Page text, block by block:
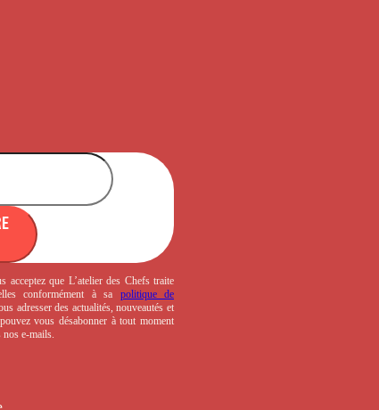
acceptez que L’atelier des Chefs traite
conformément à sa politique de
adresser des actualités, nouveautés et
vous désabonner à tout moment
nos e-mails.